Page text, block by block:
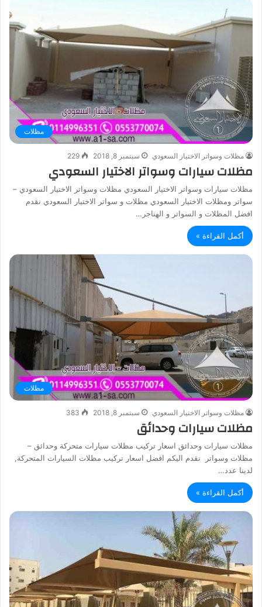
مظلات
مظلات وسواتر الاختيار السعودي سبتمبر 8, 2018 229
مظلات سيارات وسواتر الاختيار السعودي
مظلات سيارات وسواتر الاختيار السعودي مظلات وسواتر الاختيار السعودي –
سواتر ومظلات الاختيار السعودي مظلات و سواتر الاختيار السعودي نقدم
افضل المظلات و السواتر و الهناجر…
أكمل القراءة »
مظلات
مظلات وسواتر الاختيار السعودي سبتمبر 8, 2018 383
مظلات سيارات وحدائق
مظلات سيارات وحدائق اسعار تركيب مظلات سيارات متحركة وحدائق –
مظلات وسواتر نقدم اليكم افضل اسعار تركيب مظلات السيارات المتحركة,
لدينا عدد…
أكمل القراءة »